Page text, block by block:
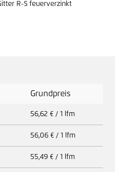
R-S feuerverzinkt
Grundpreis
56,62 € / 1 lfm
56,06 € / 1 lfm
55,49 € / 1 lfm